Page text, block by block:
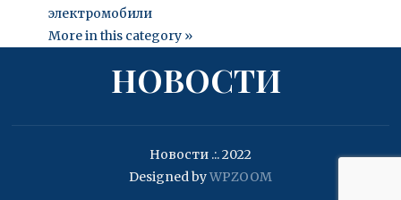
электромобили
More in this category »
НОВОСТИ
Новости .:. 2022
Designed byWPZOOM